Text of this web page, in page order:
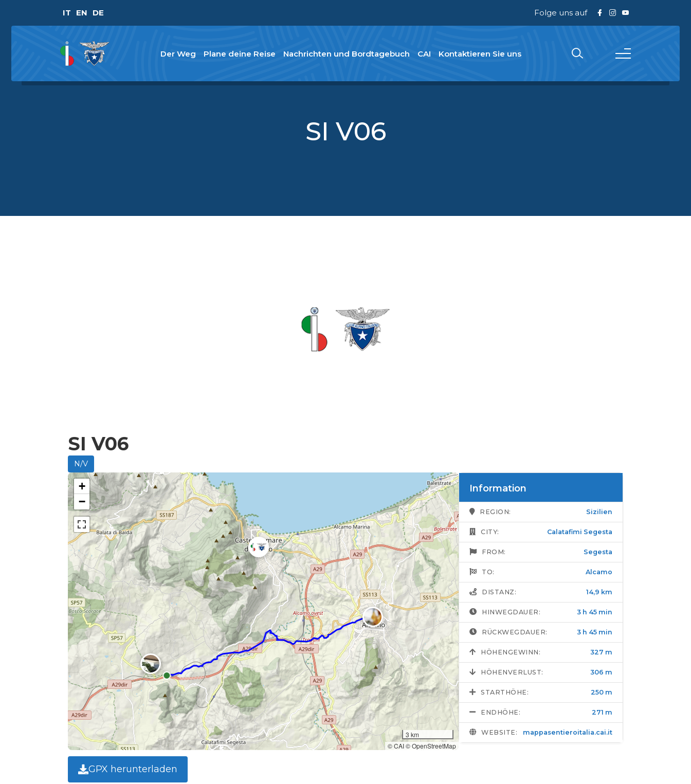
DE
EN
IT Folge uns auf
Der Weg Plane deine Reise Nachrichten und Bordtagebuch CAI Kontaktieren Sie uns
SI V06
SI V06
N/V
+
−
3 km
© CAI © OpenStreetMap
GPX herunterladen
Information
REGION: Sizilien
CITY: Calatafimi Segesta
FROM: Segesta
TO: Alcamo
DISTANZ: 14,9 km
HINWEGDAUER: 3 h 45 min
RÜCKWEGDAUER: 3 h 45 min
HÖHENGEWINN: 327 m
HÖHENVERLUST: 306 m
STARTHÖHE: 250 m
ENDHÖHE: 271 m
WEBSITE: mappasentieroitalia.cai.it